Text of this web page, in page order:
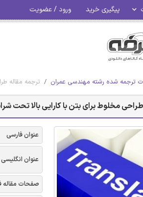
پیگیری خرید ورود / عضویت
ترجمه شده رشته مهندسی عمران ترجمه مقاله
مخلوط برای بتن با کارایی بالا تحت
عنوان فارسی
عنوان انگلیسی
صفحات مقاله